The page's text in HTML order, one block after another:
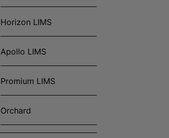
Horizon LIMS
Apollo LIMS
Promium LIMS
Orchard